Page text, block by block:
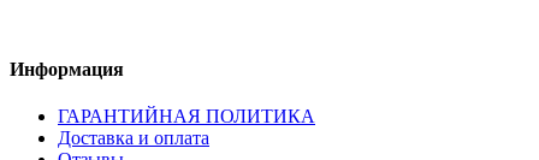
Информация
ГАРАНТИЙНАЯ ПОЛИТИКА
Доставка и оплата